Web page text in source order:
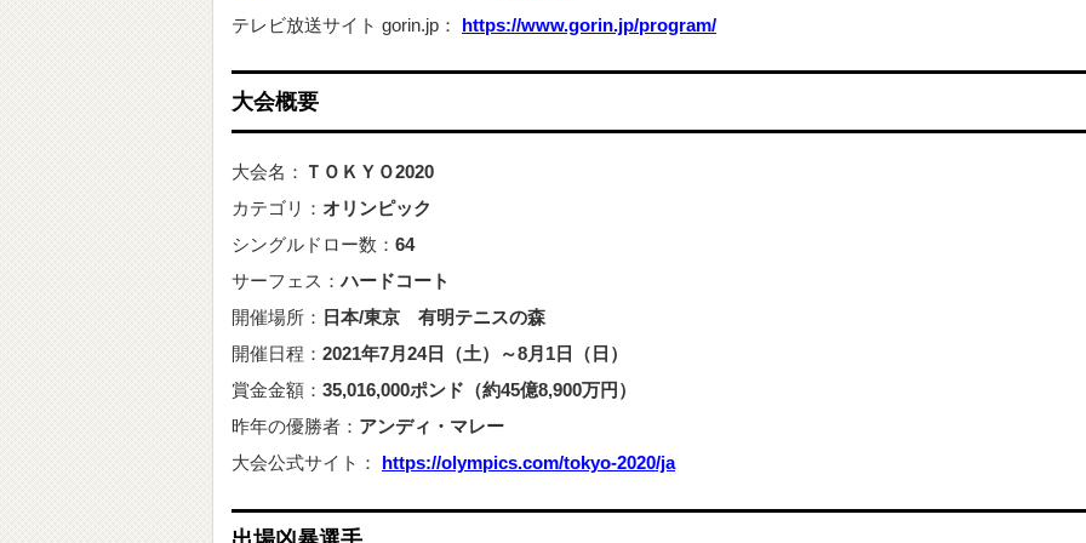
テレビ放送サイト gorin.jp：
https://www.gorin.jp/program/
大会概要
大会名： ＴＯＫＹＯ2020
カテゴリ： オリンピック
シングルドロー数： 64
サーフェス：ハードコート
開催場所： 日本/東京 有明テニスの森
開催日程： 2021年7月24日（土）～8月1日（日）
賞金金額： 35,016,000ポンド（約45億8,900万円）
昨年の優勝者： アンディ・マレー
大会公式サイト：
https://olympics.com/tokyo-2020/ja